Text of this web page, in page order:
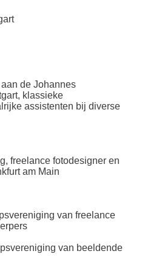
de Johannes
klassieke
assistenten bij diverse
freelance fotodesigner en
am Main
van freelance
van beeldende